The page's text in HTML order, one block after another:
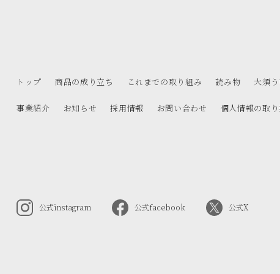
トップ 商品の成り立ち これまでの取り組み 読み物 大須
事業紹介 お知らせ 採用情報 お問い合わせ 個人情報の取
公式instagram 公式facebook 公式X